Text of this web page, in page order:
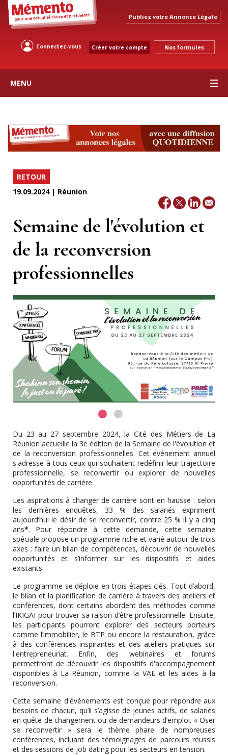
Publiez votre Annonce Légale
Connectez-vous Créer votre compte Nos formules
MENU
RETOUR
19.09.2024 | Réunion
Semaine de l'évolution et
de la reconversion
professionnelles
Du 23 au 27 septembre 2024, la Cité des Métiers de La
Réunion accueille la 3e édition de la Semaine de l'évolution et
de la reconversion professionnelles. Cet événement annuel
s'adresse à tous ceux qui souhaitent redéfinir leur trajectoire
professionnelle, se reconvertir ou explorer de nouvelles
opportunités de carrière.
Les aspirations à changer de carrière sont en hausse : selon
les dernières enquêtes, 33 % des salariés expriment
aujourd’hui le désir de se reconvertir, contre 25 % il y a cinq
ans*. Pour répondre à cette demande, cette semaine
spéciale propose un programme riche et varié autour de trois
axes : faire un bilan de compétences, découvrir de nouvelles
opportunités et s’informer sur les dispositifs et aides
existants.
Le programme se déploie en trois étapes clés. Tout d’abord,
le bilan et la planification de carrière à travers des ateliers et
conférences, dont certains abordent des méthodes comme
l’IKIGAI pour trouver sa raison d’être professionnelle. Ensuite,
les participants pourront explorer des secteurs porteurs
comme l’immobilier, le BTP ou encore la restauration, grâce
à des conférences inspirantes et des ateliers pratiques sur
l'entrepreneuriat. Enfin, des webinaires et forums
permettront de découvrir les dispositifs d'accompagnement
disponibles à La Réunion, comme la VAE et les aides à la
reconversion.
Cette semaine d'événements est conçue pour répondre aux
besoins de chacun, qu’il s’agisse de jeunes actifs, de salariés
en quête de changement ou de demandeurs d’emploi. « Oser
se reconvertir » sera le thème phare de nombreuses
conférences, incluant des témoignages de parcours réussis
et des sessions de job dating pour les secteurs en tension.